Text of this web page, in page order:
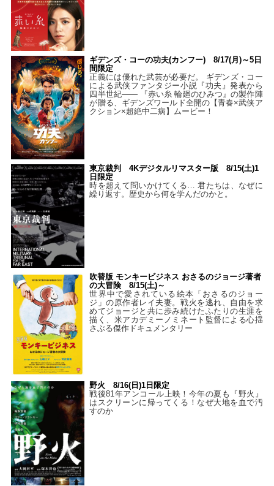
ギデンズ・コーの功夫(カンフー) 8/17(月)～5日
間限定
正義には優れた武芸が必要だ。 ギデンズ・コー
による武侠ファンタジー小説『功夫』発表から
四半世紀―― 『赤い糸 輪廻のひみつ』の製作陣
が贈る、ギデンズワールド全開の【青春×武侠ア
クション×超絶中二病】ムービー！
東京裁判 4Kデジタルリマスター版 8/15(土)1
日限定
時を超えて問いかけてくる… 君たちは、なぜに
繰り返す。歴史から何を学んだのかと。
吹替版 モンキービジネス おさるのジョージ著者
の大冒険 8/15(土)～
世界中で愛されている絵本「おさるのジョー
ジ」の原作者レイ夫妻。戦火を逃れ、自由を求
めてジョージと共に歩み続けたふたりの生涯を
描く、米アカデミーノミネート監督による心揺
さぶる傑作ドキュメンタリー
野火 8/16(日)1日限定
戦後81年アンコール上映！今年の夏も『野火』
はスクリーンに帰ってくる！なぜ大地を血で汚
すのか